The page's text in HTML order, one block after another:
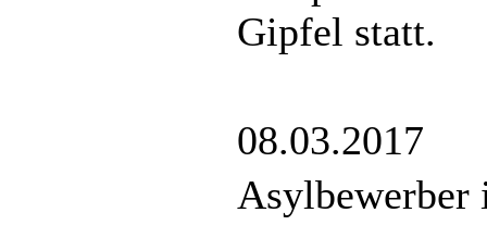
Gipfel statt.
08.03.2017
Asylbewerber